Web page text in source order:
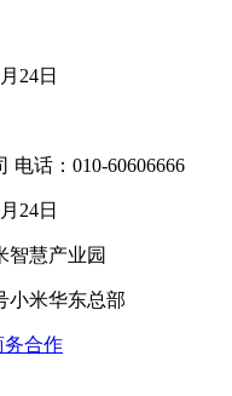
24日
话：010-60606666
24日
智慧产业园
小米华东总部
务合作